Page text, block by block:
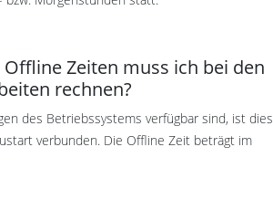
Zeiten muss ich bei den
rechnen?
des Betriebssystems verfügbar sind, ist dies
verbunden. Die Offline Zeit beträgt im